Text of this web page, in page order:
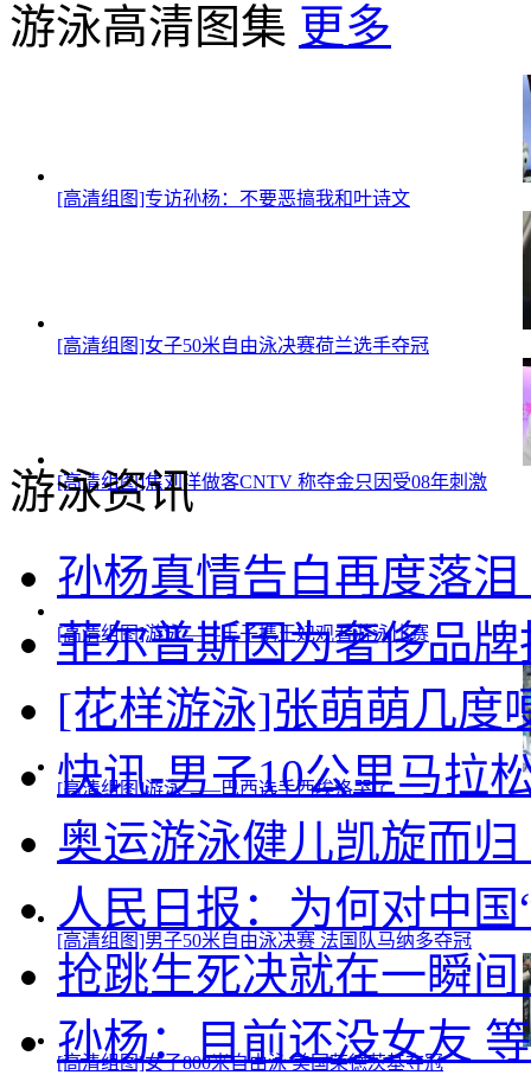
游泳高清图集 更多
[高清组图]专访孙杨：不要恶搞我和叶诗文
[高清组图]女子50米自由泳决赛荷兰选手夺冠
[高清组图]焦刘洋做客CNTV 称夺金只因受08年刺激
[高清组图]游泳——王子携王妃观看游泳比赛
[高清组图]游泳——巴西选手西埃洛哭了
[高清组图]男子50米自由泳决赛 法国队马纳多夺冠
[高清组图]女子800米自由泳 美国莱德茨基夺冠
游泳资讯
孙杨真情告白再度落
菲尔普斯因为奢侈品
[花样游泳]张萌萌几度
快讯-男子10公里马拉
奥运游泳健儿凯旋而
人民日报：为何对中国
抢跳生死决就在一瞬
孙杨：目前还没女友